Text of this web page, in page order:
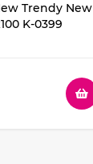
Trendy New
K-0399